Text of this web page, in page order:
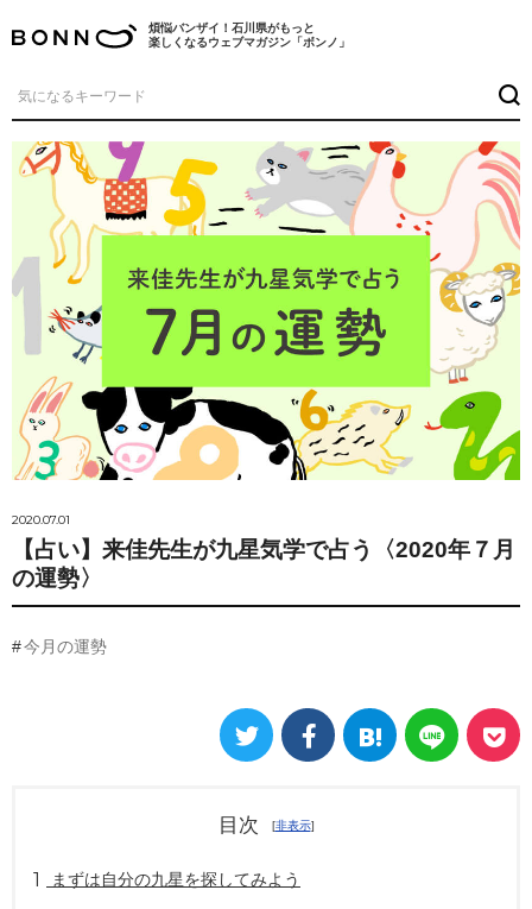
煩悩バンザイ！石川県がもっと
楽しくなるウェブマガジン「ボンノ」
2020.07.01
【占い】来佳先生が九星気学で占う〈2020年７月
の運勢〉
今月の運勢
目次 [非表示]
1 まずは自分の九星を探してみよう